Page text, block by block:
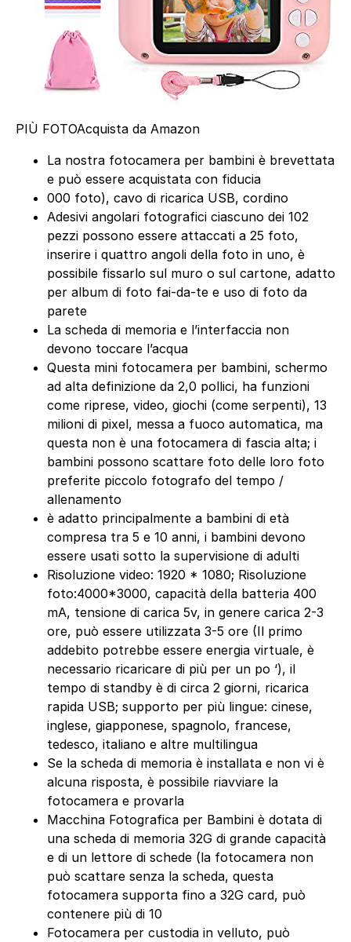
PIÙ FOTOAcquista da Amazon
La nostra fotocamera per bambini è brevettata
e può essere acquistata con fiducia
000 foto), cavo di ricarica USB, cordino
Adesivi angolari fotografici ciascuno dei 102
pezzi possono essere attaccati a 25 foto,
inserire i quattro angoli della foto in uno, è
possibile fissarlo sul muro o sul cartone, adatto
per album di foto fai-da-te e uso di foto da
parete
La scheda di memoria e l’interfaccia non
devono toccare l’acqua
Questa mini fotocamera per bambini, schermo
ad alta definizione da 2,0 pollici, ha funzioni
come riprese, video, giochi (come serpenti), 13
milioni di pixel, messa a fuoco automatica, ma
questa non è una fotocamera di fascia alta; i
bambini possono scattare foto delle loro foto
preferite piccolo fotografo del tempo /
allenamento
è adatto principalmente a bambini di età
compresa tra 5 e 10 anni, i bambini devono
essere usati sotto la supervisione di adulti
Risoluzione video: 1920 * 1080; Risoluzione
foto:4000*3000, capacità della batteria 400
mA, tensione di carica 5v, in genere carica 2-3
ore, può essere utilizzata 3-5 ore (Il primo
addebito potrebbe essere energia virtuale, è
necessario ricaricare di più per un po ‘), il
tempo di standby è di circa 2 giorni, ricarica
rapida USB; supporto per più lingue: cinese,
inglese, giapponese, spagnolo, francese,
tedesco, italiano e altre multilingua
Se la scheda di memoria è installata e non vi è
alcuna risposta, è possibile riavviare la
fotocamera e provarla
Macchina Fotografica per Bambini è dotata di
una scheda di memoria 32G di grande capacità
e di un lettore di schede (la fotocamera non
può scattare senza la scheda, questa
fotocamera supporta fino a 32G card, può
contenere più di 10
Fotocamera per custodia in velluto, può